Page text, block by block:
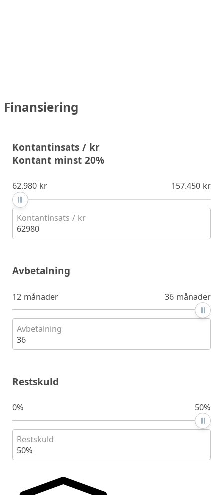
Finansiering
Kontantinsats / kr
Kontant minst 20%
62.980 kr 157.450 kr
Kontantinsats / kr
62980
Avbetalning
12 månader 36 månader
Avbetalning
36
Restskuld
0% 50%
Restskuld
50%